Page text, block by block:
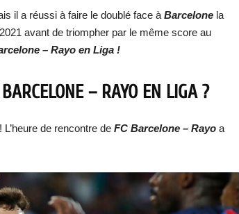
il a réussi à faire le doublé face à Barcelone la
avant de triompher par le même score au
– Rayo en Liga !
– RAYO EN LIGA ?
! L’heure de rencontre de FC Barcelone – Rayo a